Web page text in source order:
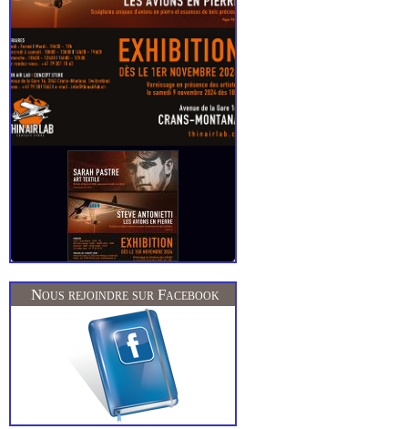
Nous rejoindre sur Facebook